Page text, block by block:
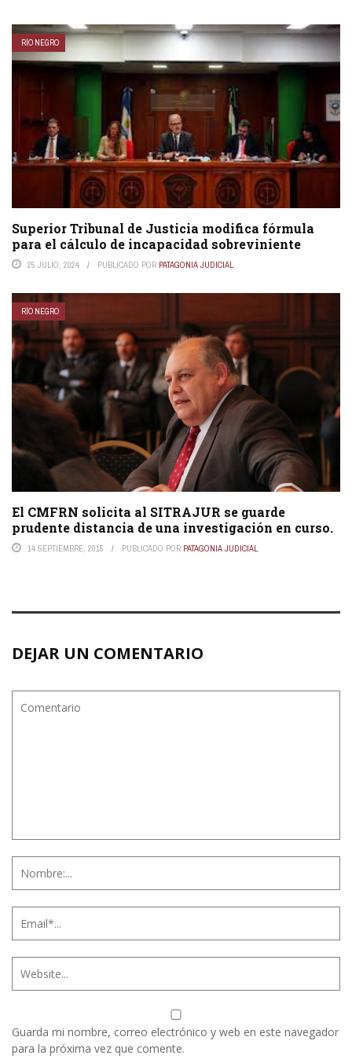
RÍO NEGRO
Superior Tribunal de Justicia modifica fórmula
para el cálculo de incapacidad sobreviniente
25 JULIO, 2024 PUBLICADO POR PATAGONIA JUDICIAL
RÍO NEGRO
El CMFRN solicita al SITRAJUR se guarde
prudente distancia de una investigación en curso.
14 SEPTIEMBRE, 2015 PUBLICADO POR PATAGONIA JUDICIAL
DEJAR UN COMENTARIO
Guarda mi nombre, correo electrónico y web en este navegador
para la próxima vez que comente.